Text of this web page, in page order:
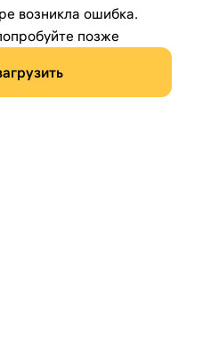
возникла ошибка.
позже